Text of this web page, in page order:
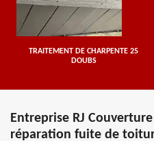
TRAITEMENT DE CHARPENTE 25
DOUBS
Entreprise RJ
réparation fuite de